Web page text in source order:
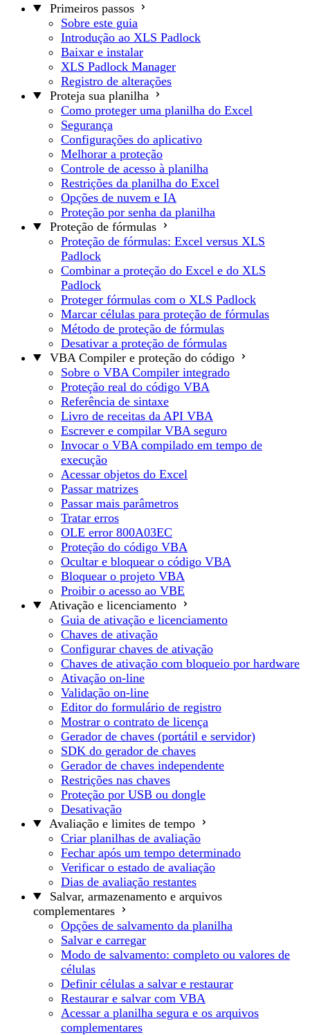
Primeiros passos
Sobre este guia
Introdução ao XLS Padlock
Baixar e instalar
XLS Padlock Manager
Registro de alterações
Proteja sua planilha
Como proteger uma planilha do Excel
Segurança
Configurações do aplicativo
Melhorar a proteção
Controle de acesso à planilha
Restrições da planilha do Excel
Opções de nuvem e IA
Proteção por senha da planilha
Proteção de fórmulas
Proteção de fórmulas: Excel versus XLS
Padlock
Combinar a proteção do Excel e do XLS
Padlock
Proteger fórmulas com o XLS Padlock
Marcar células para proteção de fórmulas
Método de proteção de fórmulas
Desativar a proteção de fórmulas
VBA Compiler e proteção do código
Sobre o VBA Compiler integrado
Proteção real do código VBA
Referência de sintaxe
Livro de receitas da API VBA
Escrever e compilar VBA seguro
Invocar o VBA compilado em tempo de
execução
Acessar objetos do Excel
Passar matrizes
Passar mais parâmetros
Tratar erros
OLE error 800A03EC
Proteção do código VBA
Ocultar e bloquear o código VBA
Bloquear o projeto VBA
Proibir o acesso ao VBE
Ativação e licenciamento
Guia de ativação e licenciamento
Chaves de ativação
Configurar chaves de ativação
Chaves de ativação com bloqueio por hardware
Ativação on-line
Validação on-line
Editor do formulário de registro
Mostrar o contrato de licença
Gerador de chaves (portátil e servidor)
SDK do gerador de chaves
Gerador de chaves independente
Restrições nas chaves
Proteção por USB ou dongle
Desativação
Avaliação e limites de tempo
Criar planilhas de avaliação
Fechar após um tempo determinado
Verificar o estado de avaliação
Dias de avaliação restantes
Salvar, armazenamento e arquivos
complementares
Opções de salvamento da planilha
Salvar e carregar
Modo de salvamento: completo ou valores de
células
Definir células a salvar e restaurar
Restaurar e salvar com VBA
Acessar a planilha segura e os arquivos
complementares